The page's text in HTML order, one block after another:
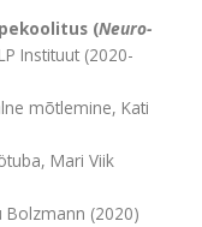
(Neuro-
Instituut (2020-
mõtlemine, Kati
Mari Viik
Bolzmann (2020)